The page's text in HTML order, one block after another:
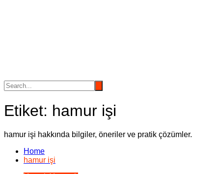
Etiket: hamur işi
hamur işi hakkında bilgiler, öneriler ve pratik çözümler.
Home
hamur işi